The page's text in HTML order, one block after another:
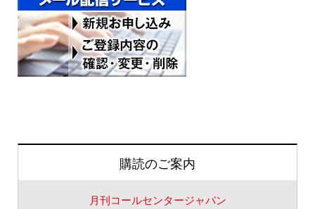
購読のご案内
月刊コールセンタージャパン